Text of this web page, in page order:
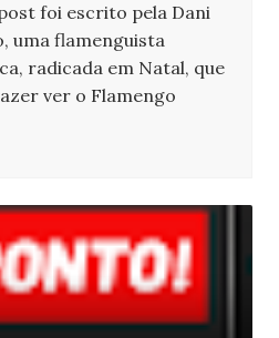
foi escrito pela Dani
uma flamenguista
radicada em Natal, que
ver o Flamengo